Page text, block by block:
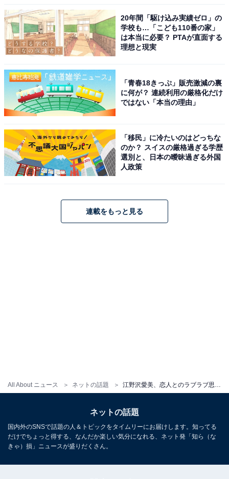
All About ニュース ネットの話題
20年間「駆け込み実績ゼロ」の
学校も…「こども110番の家」
は本当に必要？ PTAが直面する
理想と現実
「青春18きっぷ」販売激減の裏
に何が？ 連続利用の厳格化だけ
ではない「本当の理由」
「移民」に冷たいのはどっちな
のか？ スイスの厳格過ぎる学歴
選別と、日本の曖昧過ぎる外国
人政策
連載をもっと見る
ネットの話題
国内外のSNSで話題の人＆トピックをタイムリーにお届けします。知ってる
だけでちょっと得する、なんだか楽しい気分になれる、ネット発「知ら（な
きゃ）損」ニュースが盛りだくさん。